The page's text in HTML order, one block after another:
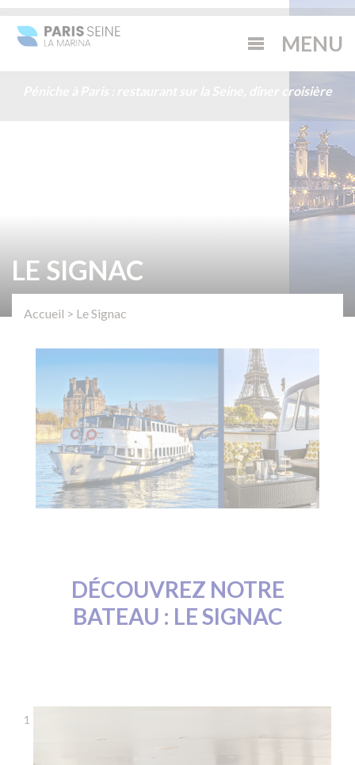
Péniche à Paris : restaurant sur la Seine, dîner croisière
LE SIGNAC
Accueil > Le Signac
DÉCOUVREZ NOTRE
BATEAU : LE SIGNAC
1